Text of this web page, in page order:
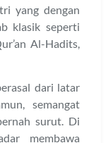
yang dengan
klasik seperti
Al-Hadits,
dari latar
semangat
surut. Di
membawa